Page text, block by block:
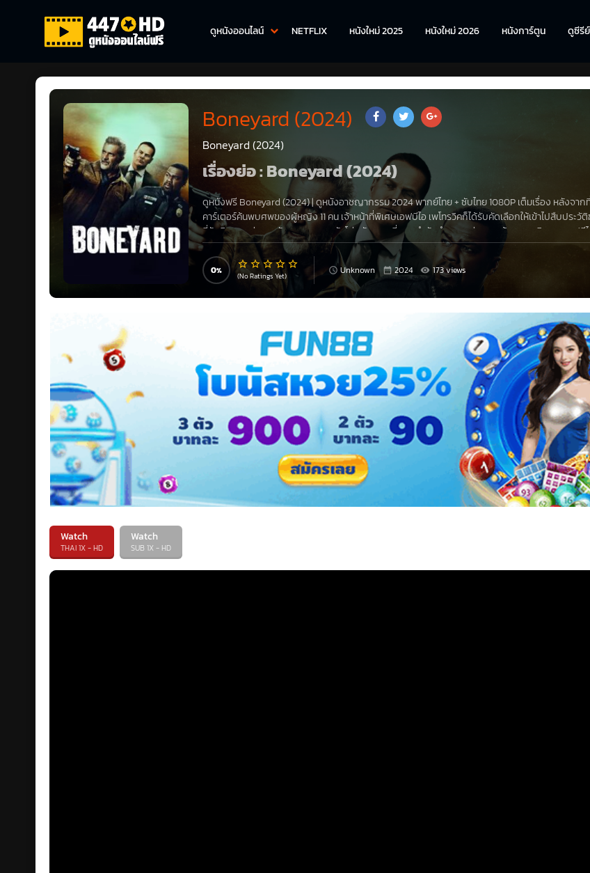
ดูหนังออนไลน์ NETFLIX หนังใหม่ 2025 หนังใหม่ 2026 หนังการ์ตูน ดูซีรีย์
Boneyard (2024)
Boneyard (2024)
เรื่องย่อ : Boneyard (2024)
ดูหนังฟรีBoneyard (2024)| ดูหนังอาชญากรรม2024 พากย์ไทย+ซับไทย1080P เต็มเรื่อง หลังจาก
คาร์เตอร์ค้นพบศพของผู้หญิง 11 คน เจ้าหน้าที่พิเศษเอฟบีไอ เพโทรวิคก็ได้รับคัดเลือกให้เข้าไปสืบประวั
ที่รับผิดชอบต่อการสังหาร “สุสาน” อันโด่งดัง ขณะที่กองกำลังตำรวจ หน่วยงานค้ายาเสพติด และเอฟบีไ
แผนการที่ยุ่งวุ่นวายทำให้ทุกคนกลายเป็นผู้ต้องสงสัย
0 (No Ratings Yet) Unknown 2024 173 views
Watch
THAI 1X - HD
Watch
SUB 1X - HD